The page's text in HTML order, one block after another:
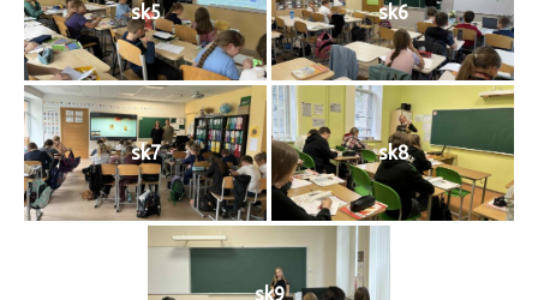
sk5 sk6
sk7 sk8
sk9